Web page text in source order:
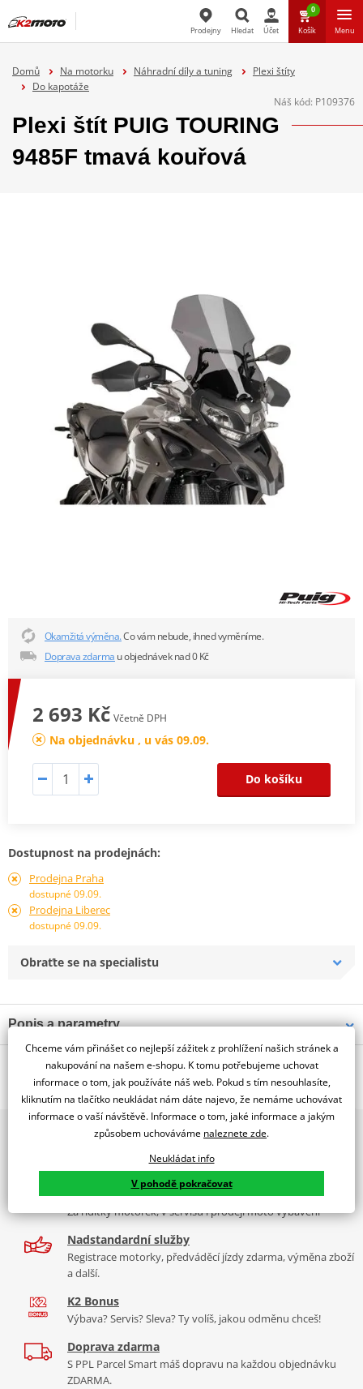
Prodejny Hledat Účet
0
Košík Menu
Domů Na motorku Náhradní díly a tuning
Plexi štíty
Do kapotáže
Náš kód: P109376
Plexi štít PUIG TOURING
9485F tmavá kouřová
Okamžitá výměna.Co vám nebude, ihned vyměníme.
Doprava zdarma u objednávek nad 0 Kč
2 693 Kč Včetně DPH
Na objednávku , u vás 09.09.
Do košíku
Dostupnost na prodejnách:
Prodejna Praha
dostupné 09.09.
Prodejna Liberec
dostupné 09.09.
Obraťte se na specialistu
Popis a parametry
Jsme autorizovaný
dealer značky PUIG
BENELLI TRK 502 / X 16'-21'
Tabulka velikostí
Co když mi to nebude
PDF Comparative test
Aerodynamic
O výrobci
PUIG byl založen v roce 1964 ve Španělsku. Vyrábí se ve městě
Granollers poblíž Barcelony na ploše 8 000 m² v objektu, který se
dělí na 3 části: komerční, odlitkovou a kovových součástek. Již 40
let se účastní nejslavnějších závodů motocyklů po celém světě. V
naší nabídce naleznete doplňky a příslušenství například: plexi,
padací protektory a mnoho dalšího.
Zobrazit všechny produktyznačky PUIG
2x multibrand showroom
díly, to vše v Praze a Liberci
Více než 30 let zkušeností
Za řídítky motorek, v servisu i prodeji moto vybavení
Nadstandardní služby
Registrace motorky, předváděcí jízdy zdarma, výměna zboží
a další.
K2 Bonus
Výbava? Servis? Sleva? Ty volíš, jakou odměnu chceš!
Doprava zdarma
S PPL Parcel Smart máš dopravu na každou objednávku
ZDARMA.
Chceme vám přinášet co nejlepší zážitek z prohlížení našich stránek a
nakupování na našem e-shopu. K tomu potřebujeme uchovat
informace o tom, jak používáte náš web. Pokud s tím nesouhlasíte,
kliknutím na tlačítko neukládat nám dáte najevo, že nemáme uchovávat
informace o vaší návštěvě. Informace o tom, jaké informace a jakým
způsobem uchováváme naleznete zde.
Neukládat info
V pohodě pokračovat